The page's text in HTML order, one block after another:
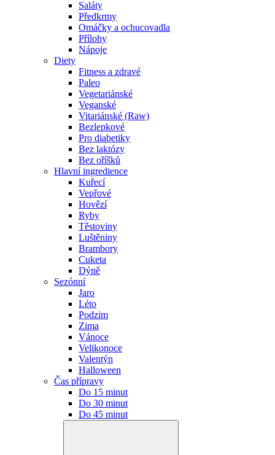
Saláty
Předkrmy
Omáčky a ochucovadla
Přílohy
Nápoje
Diety
Fitness a zdravé
Paleo
Vegetariánské
Veganské
Vitariánské (Raw)
Bezlepkové
Pro diabetiky
Bez laktózy
Bez oříšků
Hlavní ingredience
Kuřecí
Vepřové
Hovězí
Ryby
Těstoviny
Luštěniny
Brambory
Cuketa
Dýně
Sezónní
Jaro
Léto
Podzim
Zima
Vánoce
Velikonoce
Valentýn
Halloween
Čas přípravy
Do 15 minut
Do 30 minut
Do 45 minut